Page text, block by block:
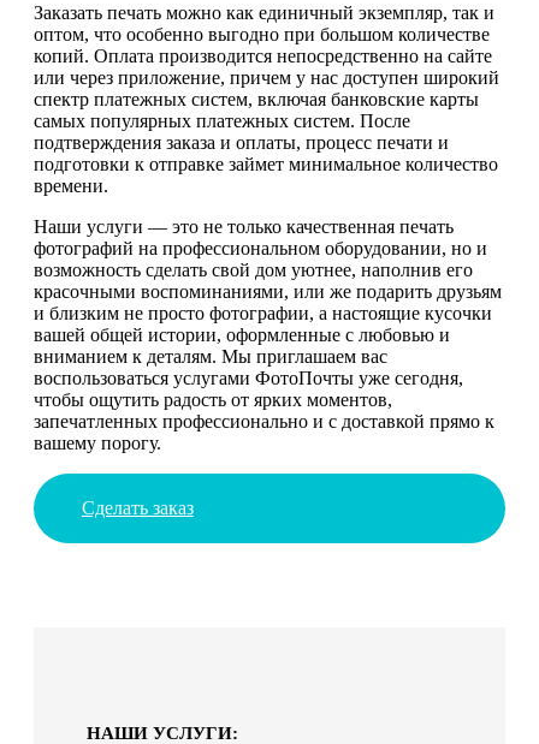
Заказать печать можно как единичный экземпляр, так и
оптом, что особенно выгодно при большом количестве
копий. Оплата производится непосредственно на сайте
или через приложение, причем у нас доступен широкий
спектр платежных систем, включая банковские карты
самых популярных платежных систем. После
подтверждения заказа и оплаты, процесс печати и
подготовки к отправке займет минимальное количество
времени.
Наши услуги — это не только качественная печать
фотографий на профессиональном оборудовании, но и
возможность сделать свой дом уютнее, наполнив его
красочными воспоминаниями, или же подарить друзьям
и близким не просто фотографии, а настоящие кусочки
вашей общей истории, оформленные с любовью и
вниманием к деталям. Мы приглашаем вас
воспользоваться услугами ФотоПочты уже сегодня,
чтобы ощутить радость от ярких моментов,
запечатленных профессионально и с доставкой прямо к
вашему порогу.
Сделать заказ
НАШИ УСЛУГИ: